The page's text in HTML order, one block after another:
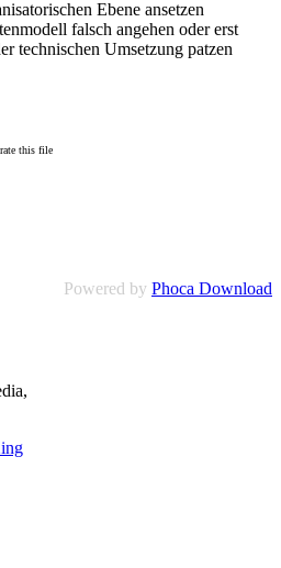
Ebene ansetzen
falsch angehen oder erst
technischen Umsetzung patzen
this file
Powered by Phoca Download